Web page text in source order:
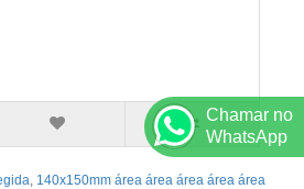
, 140x150mm área área área área área
Chamar no
WhatsApp